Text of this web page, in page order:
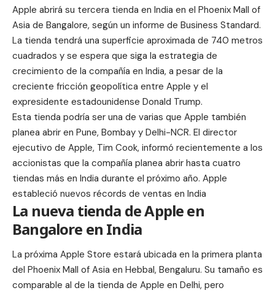
Apple abrirá su tercera tienda en India en el Phoenix Mall of
Asia de Bangalore, según un informe de Business Standard.
La tienda tendrá una superficie aproximada de 740 metros
cuadrados y se espera que siga la estrategia de
crecimiento de la compañía en India, a pesar de la
creciente fricción geopolítica entre Apple y el
expresidente estadounidense Donald Trump.
Esta tienda podría ser una de varias que Apple también
planea abrir en Pune, Bombay y Delhi-NCR. El director
ejecutivo de Apple, Tim Cook, informó recientemente a los
accionistas que la compañía planea abrir hasta cuatro
tiendas más en India durante el próximo año. Apple
estableció nuevos récords de ventas en India
La nueva tienda de Apple en
Bangalore en India
La próxima Apple Store estará ubicada en la primera planta
del Phoenix Mall of Asia en Hebbal, Bengaluru. Su tamaño es
comparable al de la tienda de Apple en Delhi, pero